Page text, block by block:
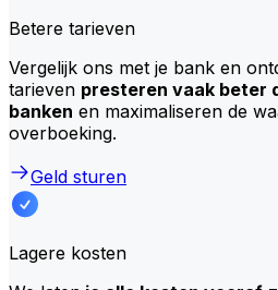
Betere tarieven
Vergelijk ons met je bank en
tarieven presteren vaak beter
banken en maximaliseren de
overboeking.
Geld sturen
Lagere kosten